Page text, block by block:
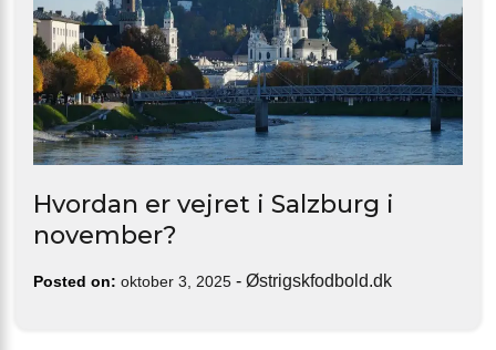
Hvordan er vejret i Salzburg i
november?
Posted on: oktober 3, 2025 - Østrigskfodbold.dk